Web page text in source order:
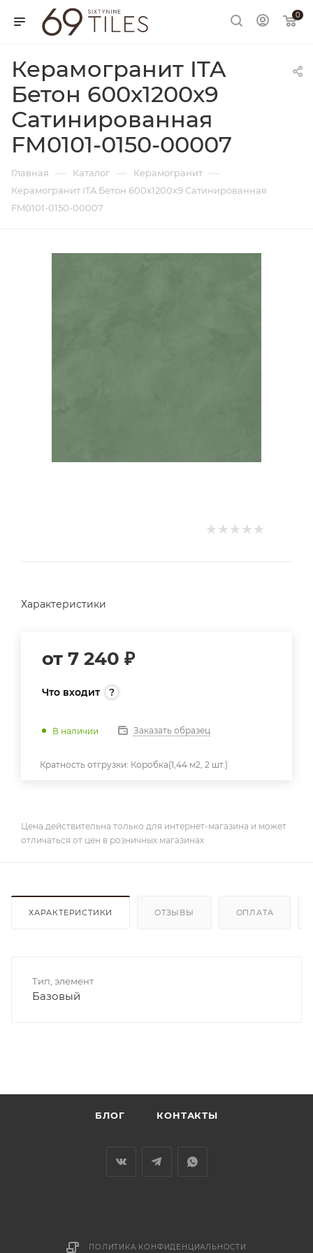
0
Керамогранит ITA
Бетон 600х1200х9
Сатинированная
FM0101-0150-00007
Главная — Каталог — Керамогранит —
Керамогранит ITA Бетон 600х1200х9 Сатинированная
FM0101-0150-00007
Характеристики
от 7 240 ₽
Что входит
В наличии Заказать образец
Кратность отгрузки: Коробка(1,44 м2, 2 шт.)
Цена действительна только для интернет-магазина и может
отличаться от цен в розничных магазинах
ХАРАКТЕРИСТИКИ ОТЗЫВЫ ОПЛАТА
Тип, элемент
Базовый
БЛОГ КОНТАКТЫ
ПОЛИТИКА КОНФИДЕНЦИАЛЬНОСТИ